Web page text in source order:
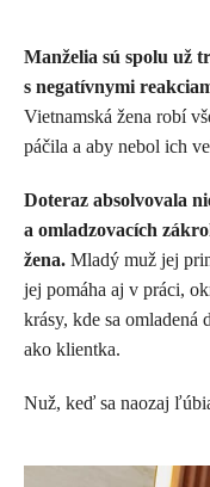
Manželia sú spolu už
s negatívnymi
Vietnamská žena robí
páčila a aby nebol ich
Doteraz absolvovala
a omladzovacích
žena. Mladý muž jej
jej pomáha aj v práci,
krásy, kde sa omladená
ako klientka.
Nuž, keď sa naozaj